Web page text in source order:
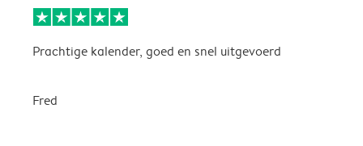
Prachtige kalender, goed en snel uitgevoerd
Fred